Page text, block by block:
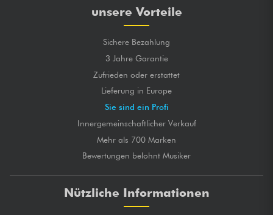
unsere Vorteile
Sichere Bezahlung
3 Jahre Garantie
Zufrieden oder erstattet
Lieferung in Europe
Sie sind ein Profi
Innergemeinschaftlicher Verkauf
Mehr als 700 Marken
Bewertungen belohnt Musiker
Nützliche Informationen